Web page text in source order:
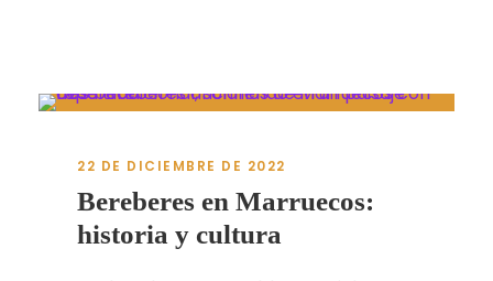
22 DE DICIEMBRE DE 2022
Bereberes en Marruecos:
historia y cultura